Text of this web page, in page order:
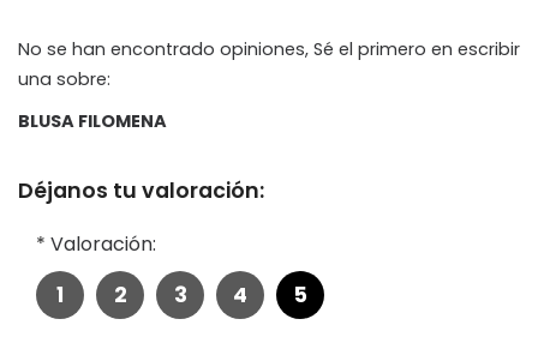
No se han encontrado opiniones, Sé el primero en escribir
una sobre:
BLUSA FILOMENA
Déjanos tu valoración:
* Valoración:
1 2 3 4 5